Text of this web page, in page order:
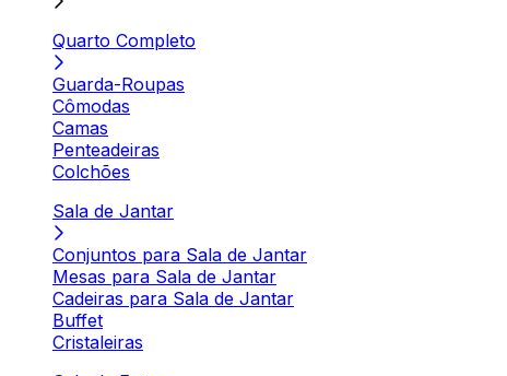
Quarto Completo
Guarda-Roupas
Cômodas
Camas
Penteadeiras
Colchões
Sala de Jantar
Conjuntos para Sala de Jantar
Mesas para Sala de Jantar
Cadeiras para Sala de Jantar
Buffet
Cristaleiras